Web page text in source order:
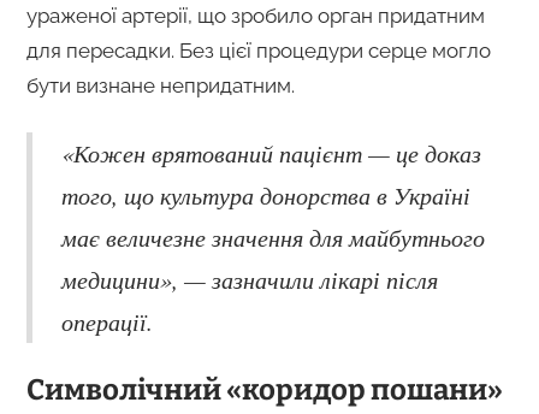
ураженої артерії, що зробило орган придатним
для пересадки. Без цієї процедури серце могло
бути визнане непридатним.
«Кожен врятований пацієнт — це доказ
того, що культура донорства в Україні
має величезне значення для майбутнього
медицини», — зазначили лікарі після
операції.
Символічний «коридор пошани»